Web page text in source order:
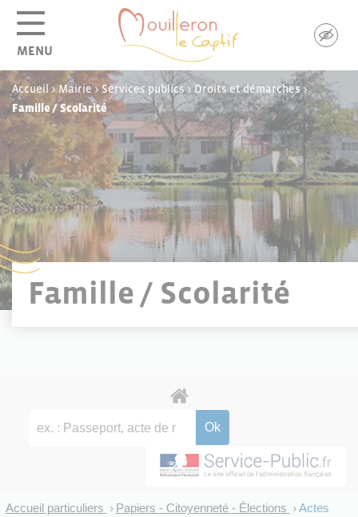
MENU
Accueil >Mairie> Services publics>Droits et démarches>
Famille / Scolarité
Famille / Scolarité
Accueil particuliers > Papiers - Citoyenneté - Élections > Actes
Panneau de gestion des cookies